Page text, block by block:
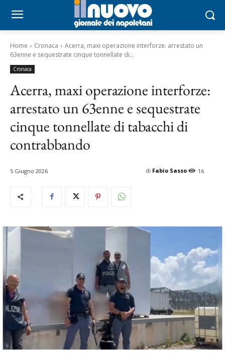
Home Cronaca
Acerra, maxi operazione interforze: arrestato un
63enne e sequestrate cinque tonnellate di...
Cronaca
Acerra, maxi operazione interforze:
arrestato un 63enne e sequestrate
cinque tonnellate di tabacchi di
contrabbando
5 Giugno 2026 16
di Fabio Sasso